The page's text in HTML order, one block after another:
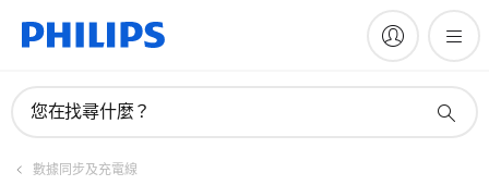
您在找尋什麼？
數據同步及充電線